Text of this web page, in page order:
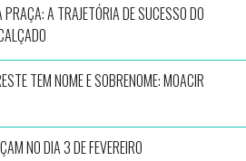
A TRAJETÓRIA DE SUCESSO DO
TEM NOME E SOBRENOME: MOACIR
NO DIA 3 DE FEVEREIRO